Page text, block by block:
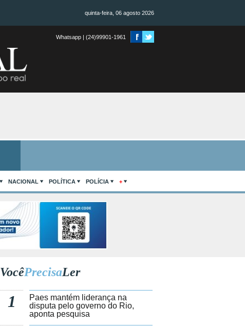
quinta-feira, 06 agosto 2026
Whatsapp | (24)99901-1961
NACIONAL POLÍTICA POLÍCIA +
VocêPrecisaLer
1
Paes mantém liderança na
disputa pelo governo do Rio,
aponta pesquisa